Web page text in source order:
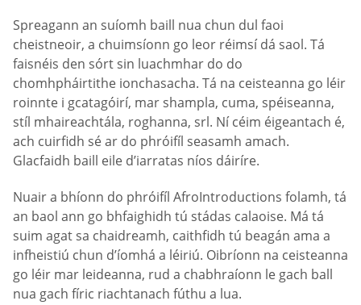
Spreagann an suíomh baill nua chun dul faoi
cheistneoir, a chuimsíonn go leor réimsí dá saol. Tá
faisnéis den sórt sin luachmhar do do
chomhpháirtithe ionchasacha. Tá na ceisteanna go léir
roinnte i gcatagóirí, mar shampla, cuma, spéiseanna,
stíl mhaireachtála, roghanna, srl. Ní céim éigeantach é,
ach cuirfidh sé ar do phróifíl seasamh amach.
Glacfaidh baill eile d’iarratas níos dáiríre.
Nuair a bhíonn do phróifíl AfroIntroductions folamh, tá
an baol ann go bhfaighidh tú stádas calaoise. Má tá
suim agat sa chaidreamh, caithfidh tú beagán ama a
infheistiú chun d’íomhá a léiriú. Oibríonn na ceisteanna
go léir mar leideanna, rud a chabhraíonn le gach ball
nua gach fíric riachtanach fúthu a lua.